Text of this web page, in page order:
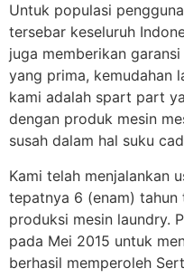
Untuk populasi
tersebar keseluruh
juga memberikan
yang prima, kemudahan
kami adalah spart part
dengan produk mesin
susah dalam hal suku
Kami telah menjalankan
tepatnya 6 (enam)
produksi mesin laundry.
pada Mei 2015 untuk
berhasil memperoleh